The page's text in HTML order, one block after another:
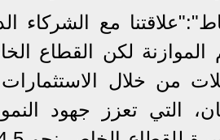
مع الشركاء
الموازنة لكن القطاع
من خلال
التي تعزز جهود